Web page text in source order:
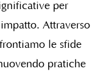
per
Attraverso
le sfide
pratiche